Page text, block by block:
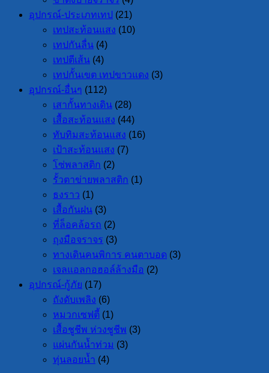
อุปกรณ์-ประเภทเทป
(21)
เทปสะท้อนแสง (10)
เทปกันลื่น (4)
เทปตีเส้น (4)
เทปกั้นเขต เทปขาวแดง (3)
อุปกรณ์-อื่นๆ (112)
เสากั้นทางเดิน (28)
เสื้อสะท้อนแสง (44)
ทับทิมสะท้อนแสง (16)
เป้าสะท้อนแสง (7)
โซ่พลาสติก (2)
รั้วตาข่ายพลาสติก (1)
ธงราว (1)
เสื้อกันฝน (3)
ที่ล็อคล้อรถ (2)
ถุงมือจราจร (3)
ทางเดินคนพิการ คนตาบอด (3)
เจลแอลกอฮอล์ล้างมือ (2)
อุปกรณ์-กู้ภัย (17)
ถังดับเพลิง (6)
หมวกเซฟตี้ (1)
เสื้อชูชีพ ห่วงชูชีพ (3)
แผ่นกันน้ำท่วม (3)
ทุ่นลอยน้ำ (4)